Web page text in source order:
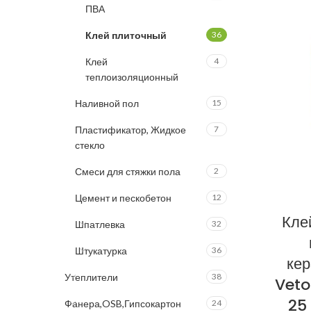
ПВА
Клей плиточный 36
Клей
теплоизоляционный
4
Наливной пол 15
Пластификатор, Жидкое
стекло
7
Смеси для стяжки пола 2
Цемент и пескобетон 12
Шпатлевка 32
Штукатурка 36
Утеплители 38
Фанера,OSB,Гипсокартон 24
25